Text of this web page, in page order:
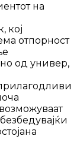
на
кој
отпорност
од универ,